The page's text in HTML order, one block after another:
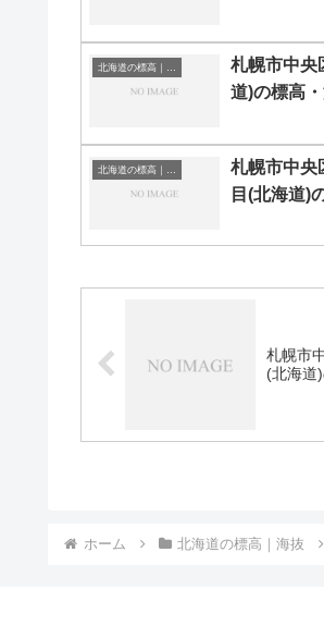
札幌市中央
道)の標高
札幌市中央
目(北海道)
札幌市
(北海道
ホーム 北海道の標高｜海抜